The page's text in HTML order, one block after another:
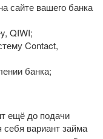
сайте вашего банка
QIWI;
Contact,
банка;
ещё до подачи
вариант займа